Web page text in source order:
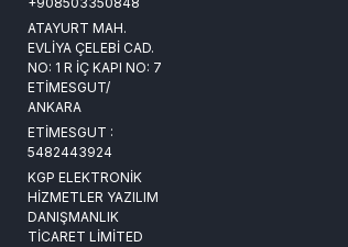
ATAYURT MAH.
EVLİYA ÇELEBİ CAD.
NO: 1 R İÇ KAPI NO: 7
ETİMESGUT/
ANKARA
ETİMESGUT :
5482443924
KGP ELEKTRONİK
HİZMETLER YAZILIM
DANIŞMANLIK
TİCARET LİMİTED